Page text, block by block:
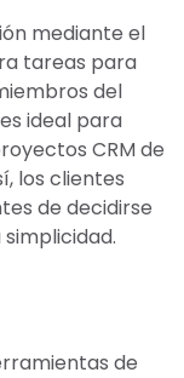
mediante el
tareas para
del
ideal para
CRM de
los clientes
de decidirse
de